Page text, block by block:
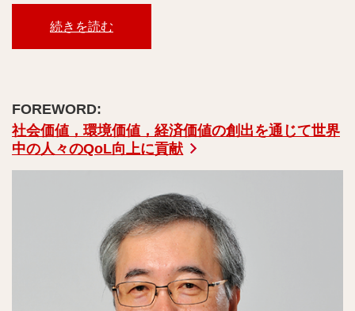
続きを読む
社会価値，環境価値，経済価値の創出を通じて世界
中の人々のQoL向上に貢献